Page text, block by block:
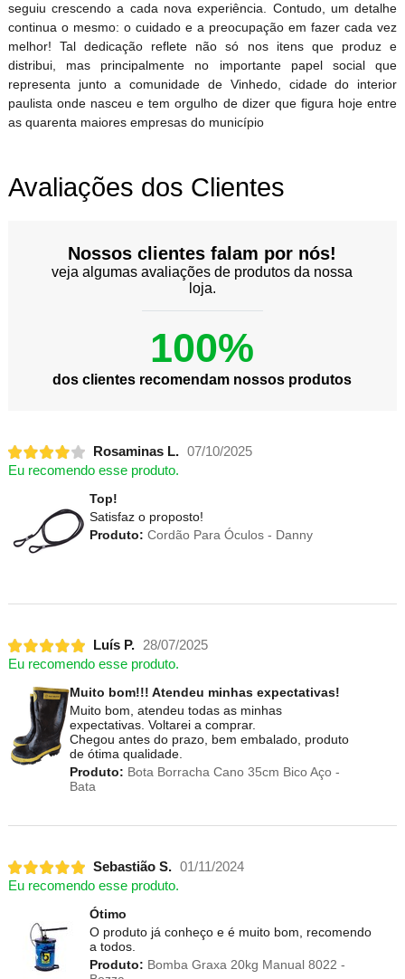
seguiu crescendo a cada nova experiência. Contudo, um detalhe
continua o mesmo: o cuidado e a preocupação em fazer cada vez
melhor! Tal dedicação reflete não só nos itens que produz e
distribui, mas principalmente no importante papel social que
representa junto a comunidade de Vinhedo, cidade do interior
paulista onde nasceu e tem orgulho de dizer que figura hoje entre
as quarenta maiores empresas do município
Avaliações dos Clientes
Nossos clientes falam por nós!
veja algumas avaliações de produtos da nossa
loja.
100%
dos clientes recomendam nossos produtos
Rosaminas L. 07/10/2025
Eu recomendo esse produto.
Top!
Satisfaz o proposto!
Produto: Cordão Para Óculos - Danny
Luís P. 28/07/2025
Eu recomendo esse produto.
Muito bom!!! Atendeu minhas expectativas!
Muito bom, atendeu todas as minhas
expectativas. Voltarei a comprar.
Chegou antes do prazo, bem embalado, produto
de ótima qualidade.
Produto: Bota Borracha Cano 35cm Bico Aço -
Bata
Sebastião S. 01/11/2024
Eu recomendo esse produto.
Ótimo
O produto já conheço e é muito bom, recomendo
a todos.
Produto: Bomba Graxa 20kg Manual 8022 -